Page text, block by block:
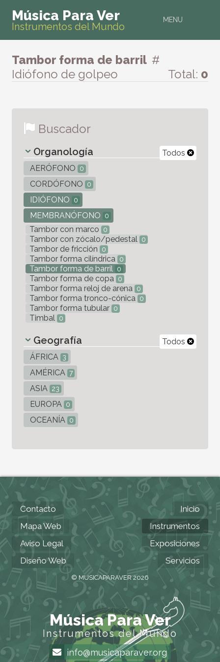
MENU
Música Para Ver
Instrumentos del Mundo
Tambor forma de barril #
Idiófono de golpeo
Total: 0
Buscador
Todos
Organología
AERÓFONO 0
CORDÓFONO 0
IDIÓFONO 0
MEMBRANÓFONO 0
Tambor con marco 0
Tambor con zócalo/pedestal 0
Tambor de fricción 0
Tambor forma cilíndrica 0
Tambor forma de barril 0
Tambor forma de copa 0
Tambor forma reloj de arena 0
Tambor forma tronco-cónica 0
Tambor forma tubular 0
Timbal 0
Todos
Geografía
ÁFRICA 3
AMÉRICA 7
ASIA 23
EUROPA 0
OCEANÍA 0
Contacto
Mapa Web
Aviso Legal
Diseño Web
Inicio
Instrumentos
Exposiciones
Servicios
© MUSICAPARAVER 2026
Música Para Ver
Instrumentos del Mundo
info@musicaparaver.org